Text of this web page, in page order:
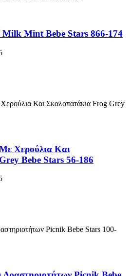
Mint Bebe Stars 866-174
Χερούλια Και
Bebe Stars 56-186